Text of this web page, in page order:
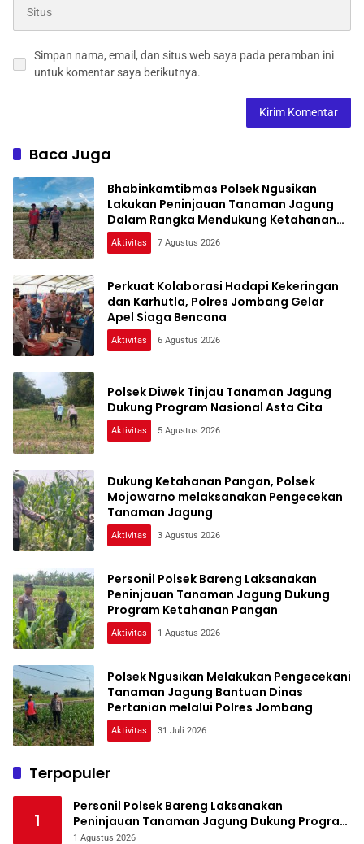
Simpan nama, email, dan situs web saya pada peramban ini
untuk komentar saya berikutnya.
Baca Juga
Bhabinkamtibmas Polsek Ngusikan
Lakukan Peninjauan Tanaman Jagung
Dalam Rangka Mendukung Ketahanan
Pangan
Aktivitas 7 Agustus 2026
Perkuat Kolaborasi Hadapi Kekeringan
dan Karhutla, Polres Jombang Gelar
Apel Siaga Bencana
Aktivitas 6 Agustus 2026
Polsek Diwek Tinjau Tanaman Jagung
Dukung Program Nasional Asta Cita
Aktivitas 5 Agustus 2026
Dukung Ketahanan Pangan, Polsek
Mojowarno melaksanakan Pengecekan
Tanaman Jagung
Aktivitas 3 Agustus 2026
Personil Polsek Bareng Laksanakan
Peninjauan Tanaman Jagung Dukung
Program Ketahanan Pangan
Aktivitas 1 Agustus 2026
Polsek Ngusikan Melakukan Pengecekani
Tanaman Jagung Bantuan Dinas
Pertanian melalui Polres Jombang
Aktivitas 31 Juli 2026
Terpopuler
1
Personil Polsek Bareng Laksanakan
Peninjauan Tanaman Jagung Dukung Program
Ketahanan Pangan
1 Agustus 2026